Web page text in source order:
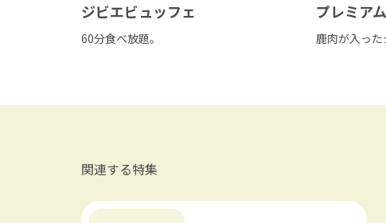
ジビエビュッフェ
60分食べ放題。
プレミア
鹿肉が入った
関連する特集